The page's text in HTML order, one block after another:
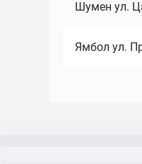
Шумен ул.
Ямбол ул.